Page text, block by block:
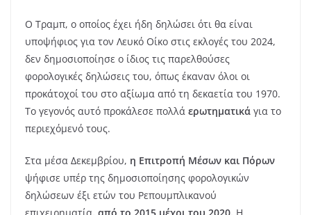
Ο Τραμπ, ο οποίος έχει ήδη δηλώσει ότι θα είναι
υποψήφιος για τον Λευκό Οίκο στις εκλογές του 2024,
δεν δημοσιοποίησε ο ίδιος τις παρελθούσες
φορολογικές δηλώσεις του, όπως έκαναν όλοι οι
προκάτοχοί του στο αξίωμα από τη δεκαετία του 1970.
Το γεγονός αυτό προκάλεσε πολλά ερωτηματικά για το
περιεχόμενό τους.
Στα μέσα Δεκεμβρίου, η Επιτροπή Μέσων και Πόρων
ψήφισε υπέρ της δημοσιοποίησης φορολογικών
δηλώσεων έξι ετών του Ρεπουμπλικανού